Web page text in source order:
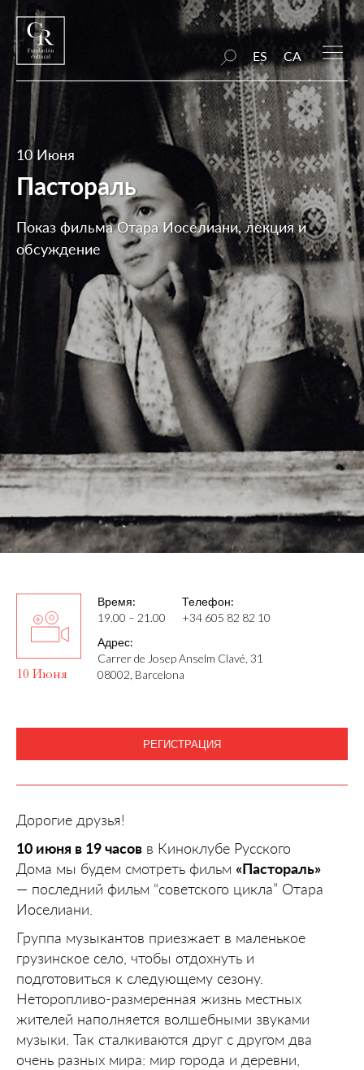
ES CA
10 Июня
Пастораль
Показ фильма Отара Иоселиани, лекция и
обсуждение
10 Июня
Время:
19.00 – 21.00
Телефон:
+34 605 82 82 10
Адрес:
Carrer de Josep Anselm Clavé, 31
08002, Barcelona
РЕГИСТРАЦИЯ
Дорогие друзья!
10 июня в 19 часов в Киноклубе Русского
Дома мы будем смотреть фильм «Пастораль»
— последний фильм “советского цикла” Отара
Иоселиани.
Группа музыкантов приезжает в маленькое
грузинское село, чтобы отдохнуть и
подготовиться к следующему сезону.
Неторопливо-размеренная жизнь местных
жителей наполняется волшебными звуками
музыки. Так сталкиваются друг с другом два
очень разных мира: мир города и деревни,